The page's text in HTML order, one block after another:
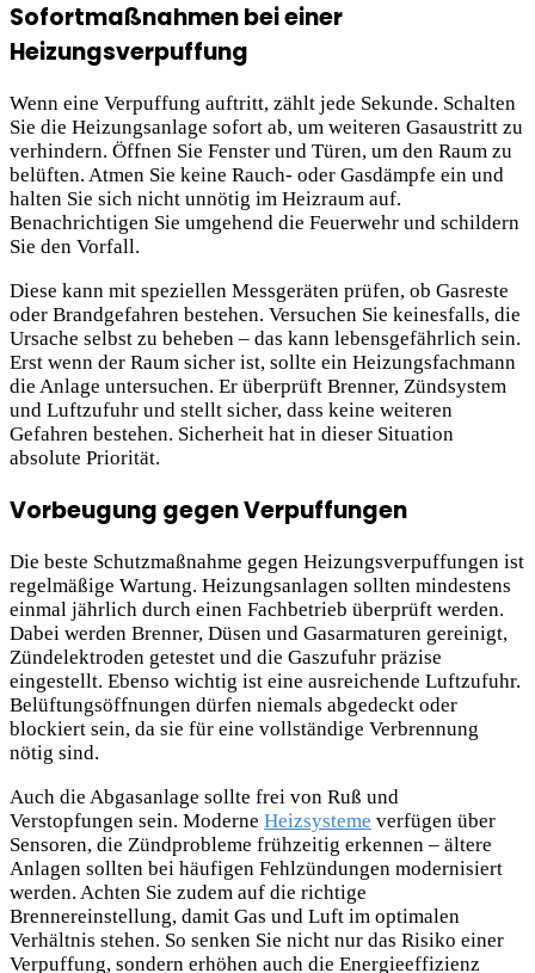
Sofortmaßnahmen bei einer
Heizungsverpuffung
Wenn eine Verpuffung auftritt, zählt jede Sekunde. Schalten
Sie die Heizungsanlage sofort ab, um weiteren Gasaustritt zu
verhindern. Öffnen Sie Fenster und Türen, um den Raum zu
belüften. Atmen Sie keine Rauch- oder Gasdämpfe ein und
halten Sie sich nicht unnötig im Heizraum auf.
Benachrichtigen Sie umgehend die Feuerwehr und schildern
Sie den Vorfall.
Diese kann mit speziellen Messgeräten prüfen, ob Gasreste
oder Brandgefahren bestehen. Versuchen Sie keinesfalls, die
Ursache selbst zu beheben – das kann lebensgefährlich sein.
Erst wenn der Raum sicher ist, sollte ein Heizungsfachmann
die Anlage untersuchen. Er überprüft Brenner, Zündsystem
und Luftzufuhr und stellt sicher, dass keine weiteren
Gefahren bestehen. Sicherheit hat in dieser Situation
absolute Priorität.
Vorbeugung gegen Verpuffungen
Die beste Schutzmaßnahme gegen Heizungsverpuffungen ist
regelmäßige Wartung. Heizungsanlagen sollten mindestens
einmal jährlich durch einen Fachbetrieb überprüft werden.
Dabei werden Brenner, Düsen und Gasarmaturen gereinigt,
Zündelektroden getestet und die Gaszufuhr präzise
eingestellt. Ebenso wichtig ist eine ausreichende Luftzufuhr.
Belüftungsöffnungen dürfen niemals abgedeckt oder
blockiert sein, da sie für eine vollständige Verbrennung
nötig sind.
Auch die Abgasanlage sollte frei von Ruß und
Verstopfungen sein. Moderne Heizsysteme verfügen über
Sensoren, die Zündprobleme frühzeitig erkennen – ältere
Anlagen sollten bei häufigen Fehlzündungen modernisiert
werden. Achten Sie zudem auf die richtige
Brennereinstellung, damit Gas und Luft im optimalen
Verhältnis stehen. So senken Sie nicht nur das Risiko einer
Verpuffung, sondern erhöhen auch die Energieeffizienz